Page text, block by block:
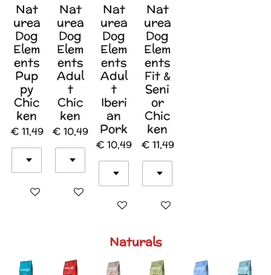
Nat
urea
Dog
Elem
ents
Pup
py
Chic
ken
€ 11,49
In winkelwagen
Nat
urea
Dog
Elem
ents
Adul
t
Chic
ken
€ 10,49
In winkelwagen
Nat
urea
Dog
Elem
ents
Adul
t
Iberi
an
Pork
€ 10,49
In winkelwagen
Nat
urea
Dog
Elem
ents
Fit &
Seni
or
Chic
ken
€ 11,49
In winkelwagen
Naturals